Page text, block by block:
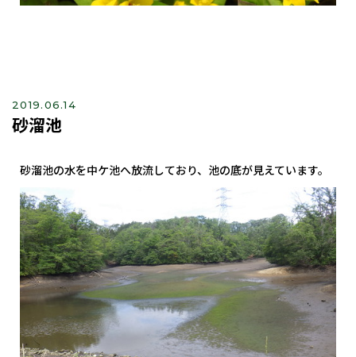
2019.06.14
砂溜池
砂溜池の水を中ケ池へ放流しており、池の底が見えています。